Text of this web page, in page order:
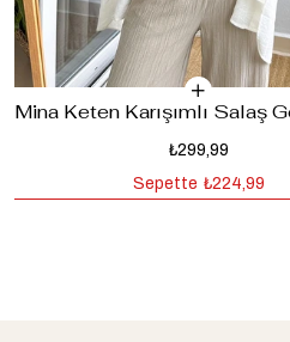
₺299,99
Sepette ₺224,99